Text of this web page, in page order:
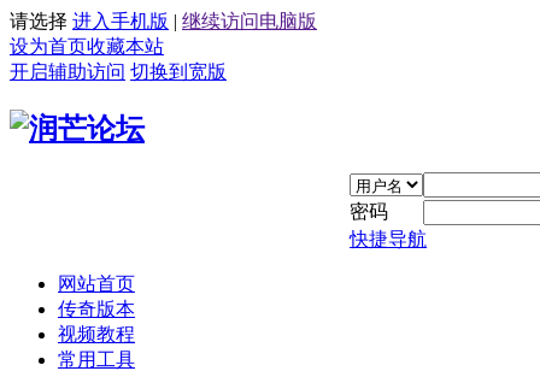
请选择 进入手机版 | 继续访问电脑版
设为首页收藏本站
开启辅助访问 切换到宽版
密码
快捷导航
网站首页
传奇版本
视频教程
常用工具